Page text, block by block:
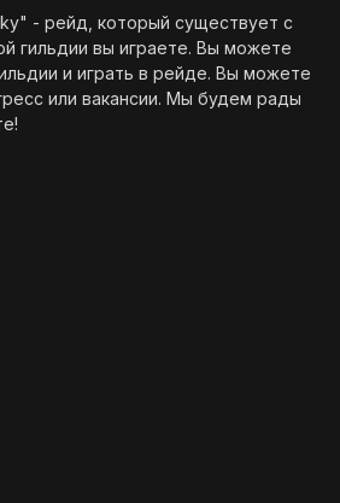
- рейд, который существует с
гильдии вы играете. Вы можете
и играть в рейде. Вы можете
или вакансии. Мы будем рады